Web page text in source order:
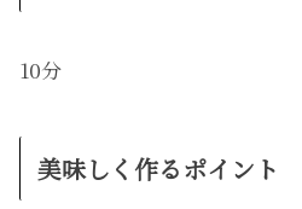
10分
美味しく作るポイント